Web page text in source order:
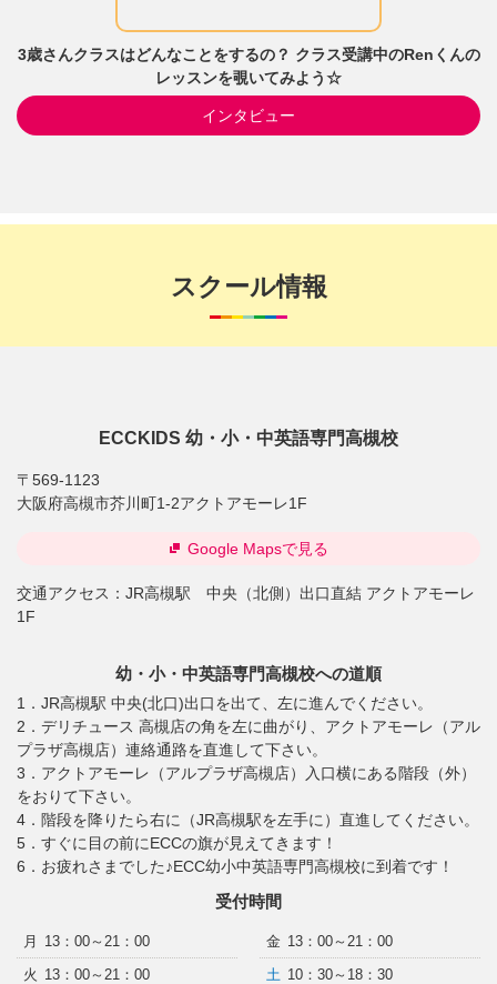
3歳さんクラスはどんなことをするの？ クラス受講中のRenくんの
レッスンを覗いてみよう☆
インタビュー
スクール情報
ECCKIDS 幼・小・中英語専門高槻校
〒569-1123
大阪府高槻市芥川町1-2アクトアモーレ1F
交通アクセス： JR高槻駅 中央（北側）出口直結 アクトアモーレ
1F
Google Mapsで見る
幼・小・中英語専門高槻校への道順
1．JR高槻駅 中央(北口)出口を出て、左に進んでください。
2．デリチュース 高槻店の角を左に曲がり、アクトアモーレ（アル
プラザ高槻店）連絡通路を直進して下さい。
3．アクトアモーレ（アルプラザ高槻店）入口横にある階段（外）
をおりて下さい。
4．階段を降りたら右に（JR高槻駅を左手に）直進してください。
5．すぐに目の前にECCの旗が見えてきます！
6．お疲れさまでした♪ECC幼小中英語専門高槻校に到着です！
受付時間
月
13：00～21：00
火 13：00～21：00
金 13：00～21：00
土 10：30～18：30